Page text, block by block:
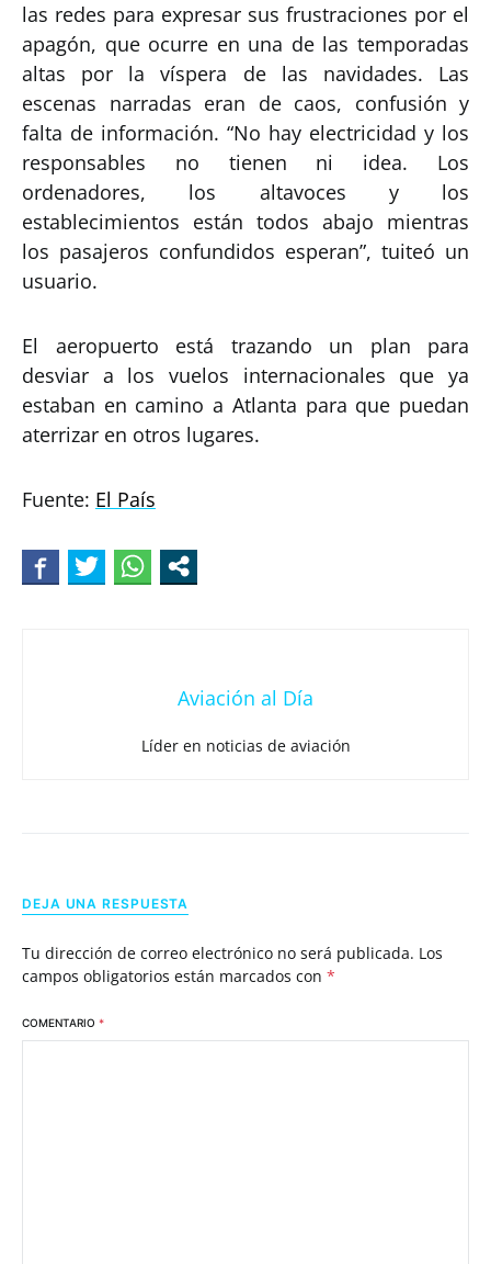
las redes para expresar sus frustraciones por el
apagón, que ocurre en una de las temporadas
altas por la víspera de las navidades. Las
escenas narradas eran de caos, confusión y
falta de información. “No hay electricidad y los
responsables no tienen ni idea. Los
ordenadores, los altavoces y los
establecimientos están todos abajo mientras
los pasajeros confundidos esperan”, tuiteó un
usuario.
El aeropuerto está trazando un plan para
desviar a los vuelos internacionales que ya
estaban en camino a Atlanta para que puedan
aterrizar en otros lugares.
Fuente: El País
Aviación al Día
Líder en noticias de aviación
DEJA UNA RESPUESTA
Tu dirección de correo electrónico no será publicada. Los
campos obligatorios están marcados con *
COMENTARIO *